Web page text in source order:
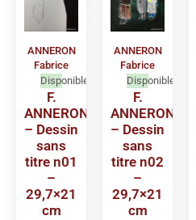
ANNERON
Fabrice
Disponible
F.
ANNERON
– Dessin
sans
titre n01
–
29,7×21
cm
ANNERON
Fabrice
Disponible
F.
ANNERON
– Dessin
sans
titre n02
–
29,7×21
cm